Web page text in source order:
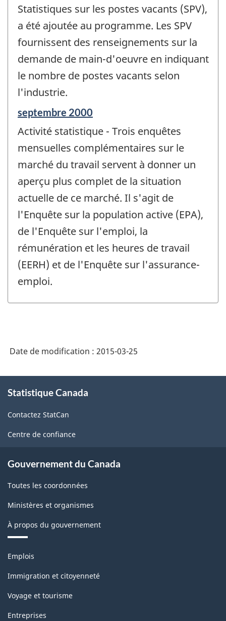
Statistiques sur les postes vacants (SPV),
a été ajoutée au programme. Les SPV
fournissent des renseignements sur la
demande de main-d'oeuvre en indiquant
le nombre de postes vacants selon
l'industrie.
Période
référence
de
-
septembre 2000
Activité statistique - Trois enquêtes
mensuelles complémentaires sur le
marché du travail servent à donner un
aperçu plus complet de la situation
actuelle de ce marché. Il s'agit de
l'Enquête sur la population active (EPA),
de l'Enquête sur l'emploi, la
rémunération et les heures de travail
(EERH) et de l'Enquête sur l'assurance-
emploi.
Date de modification : 2015-03-25
propos
ce
site
Statistique Canada
Contactez StatCan
Centre de confiance
Gouvernement du Canada
Toutes les coordonnées
Ministères et organismes
À propos du gouvernement
Thèmes
sujets
Emplois
Immigration et citoyenneté
Voyage et tourisme
Entreprises